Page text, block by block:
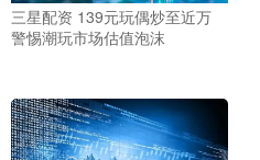
三星配资 139元玩偶炒至近万
警惕潮玩市场估值泡沫